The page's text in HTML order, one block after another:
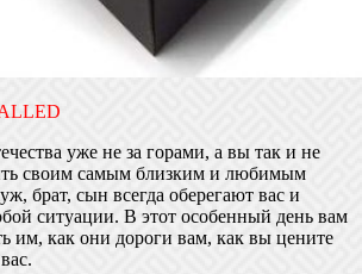
уже не за горами, а вы так и не
своим самым близким и любимым
брат, сын всегда оберегают вас и
ситуации. В этот особенный день вам
им, как они дороги вам, как вы цените